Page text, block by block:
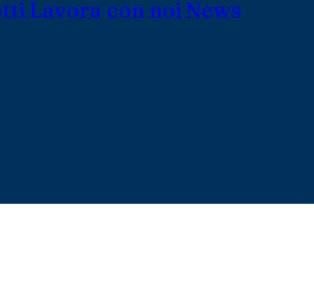
Lavora con noiNews